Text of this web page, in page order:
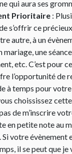
qui aura ses
Prioritaire :
s’offrir ce
autre, à un
mariage, une
etc. C’est pour
l’opportunité de
à temps pour
choississez
de m’inscrire
en petite note au
votre évènement
il se peut que je